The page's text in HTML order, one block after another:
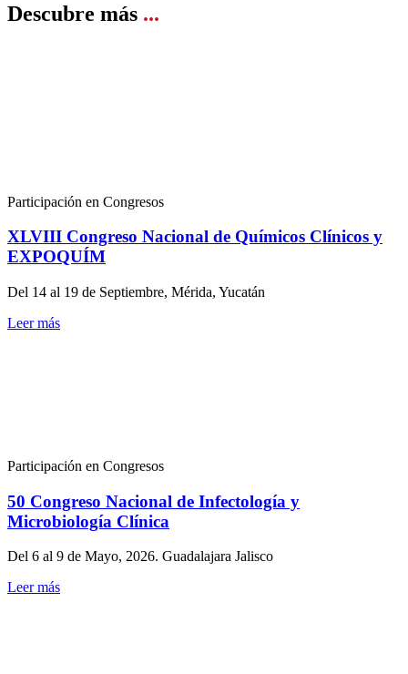
Descubre más ...
Participación en Congresos
XLVIII Congreso Nacional de Químicos Clínicos y
EXPOQUÍM
Del 14 al 19 de Septiembre, Mérida, Yucatán
Leer más
Participación en Congresos
50 Congreso Nacional de Infectología y
Microbiología Clínica
Del 6 al 9 de Mayo, 2026. Guadalajara Jalisco
Leer más